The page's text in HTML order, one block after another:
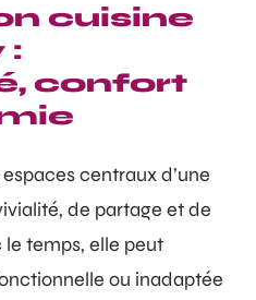
cuisine
:
confort
espaces centraux d’une
de partage et de
temps, elle peut
ou inadaptée